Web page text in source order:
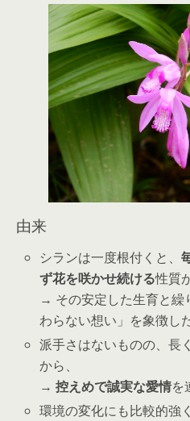
由来
シランは一度根付くと、
ず花を咲かせ続ける性質
→ その安定した生育と繰
わらない想い」を象徴した
派手さはないものの、長
から、
→控えめで誠実な愛情を
環境の変化にも比較的強